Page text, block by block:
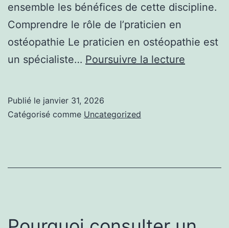
ensemble les bénéfices de cette discipline.
Comprendre le rôle de l’praticien en
ostéopathie Le praticien en ostéopathie est
un spécialiste… Poursuivre la lecture
Publié le janvier 31, 2026
Catégorisé comme Uncategorized